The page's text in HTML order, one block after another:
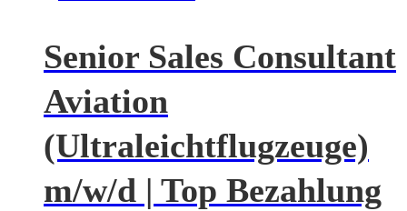
Senior Sales Consultant
Aviation
(Ultraleichtflugzeuge)
m/w/d | Top Bezahlung